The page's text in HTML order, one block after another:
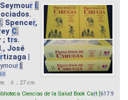
r I.
Spencer,
ey C.
; trs.
José
rtizaga |
r I.
: il. ; 27 cm.
Ciencias de la Salud Book Cart [ 617.9